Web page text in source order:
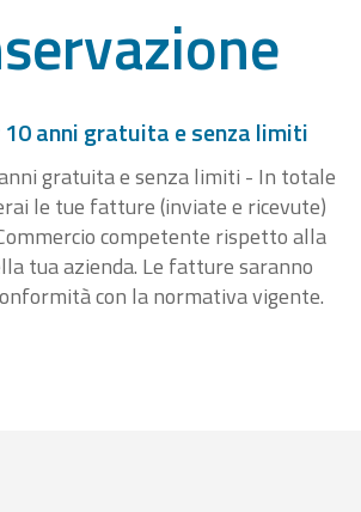
10 anni gratuita e senza limiti
gratuita e senza limiti - In totale
le tue fatture (inviate e ricevute)
competente rispetto alla
tua azienda. Le fatture saranno
con la normativa vigente.